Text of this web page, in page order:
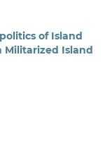
of Island
Militarized Island